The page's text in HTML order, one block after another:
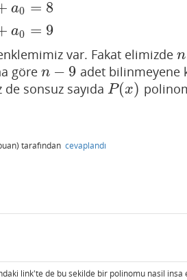
a0 = 8
a0 = 9
var. Fakat elimizden
n
gören − 9
n−9
adet bilinmeyene
sonsuz sayıda P(x)
P(x)
tarafından cevaplandı
link'te de bu sekilde bir polinomu nasil insa